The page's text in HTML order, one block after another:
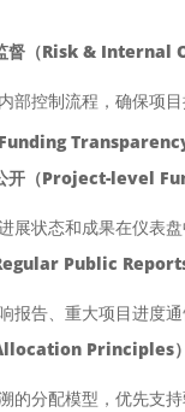
督（Risk & Internal
部控制流程，确保项目
Transparency
开（Project-level
展状态和成果在仪表盘
Public Reports
报告、重大项目进度通
Principles）
的分配模型，优先支